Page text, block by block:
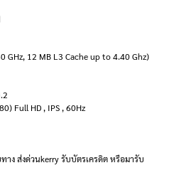
GHz, 12 MB L3 Cache up to 4.40 Ghz)
Full HD , IPS , 60Hz
ง ส่งด่วนkerry รับบัตรเครดิต หรือมารับ